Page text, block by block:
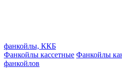
фанкойлы, ККБ
Фанкойлы кассетные Фанкойлы
фанкойлов